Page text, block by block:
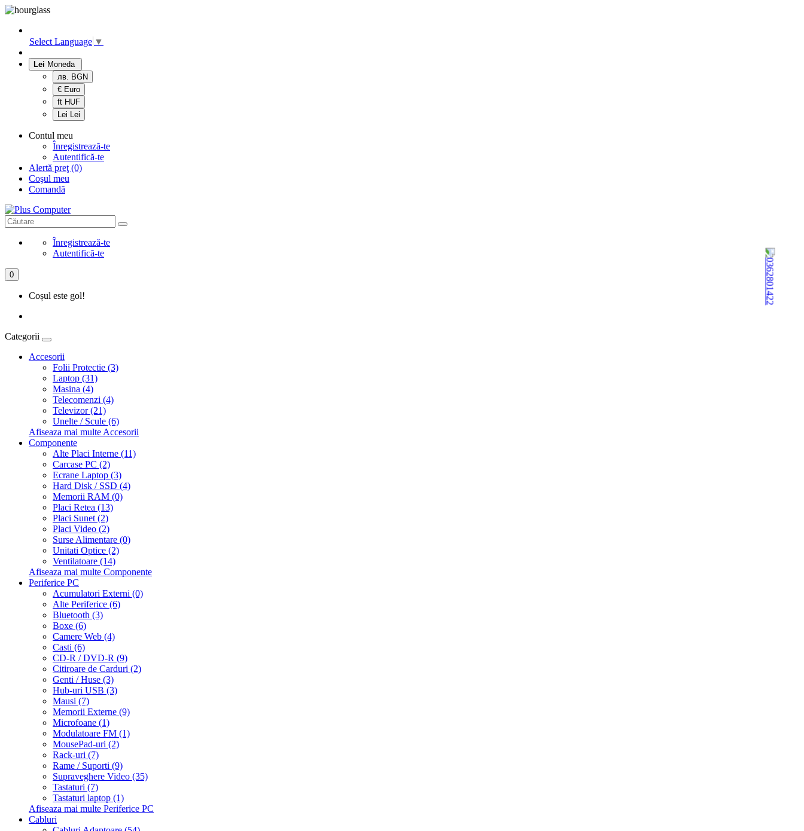
Select Language ▼
Lei Moneda
лв. BGN
€ Euro
ft HUF
Lei Lei
Contul meu
Înregistrează-te
Autentifică-te
Alertă preţ (0)
Coşul meu
Comandă
Înregistrează-te
Autentifică-te
0
Coșul este gol!
Categorii
Accesorii
Folii Protectie (3)
Laptop (31)
Masina (4)
Telecomenzi (4)
Televizor (21)
Unelte / Scule (6)
Afiseaza mai multe Accesorii
Componente
Alte Placi Interne (11)
Carcase PC (2)
Ecrane Laptop (3)
Hard Disk / SSD (4)
Memorii RAM (0)
Placi Retea (13)
Placi Sunet (2)
Placi Video (2)
Surse Alimentare (0)
Unitati Optice (2)
Ventilatoare (14)
Afiseaza mai multe Componente
Periferice PC
Acumulatori Externi (0)
Alte Periferice (6)
Bluetooth (3)
Boxe (6)
Camere Web (4)
Casti (6)
CD-R / DVD-R (9)
Citiroare de Carduri (2)
Genti / Huse (3)
Hub-uri USB (3)
Mausi (7)
Memorii Externe (9)
Microfoane (1)
Modulatoare FM (1)
MousePad-uri (2)
Rack-uri (7)
Rame / Suporti (9)
Supraveghere Video (35)
Tastaturi (7)
Tastaturi laptop (1)
Afiseaza mai multe Periferice PC
Cabluri